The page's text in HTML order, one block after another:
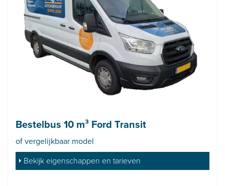
Bestelbus 10 m³ Ford Transit
of vergelijkbaar model
Bekijk eigenschappen en tarieven